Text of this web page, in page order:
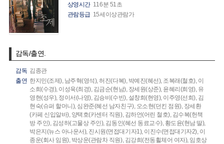
상영시간 116분 51초
관람등급 15세이상관람가
감독/출연.
감독 김종관
출연 한지민(조제), 남주혁(영석),허진(다복), 박예진(혜선), 조복래(철호), 이
소희(수경), 이성욱(최경), 김금순(현남), 장세원(상준), 윤혜리(희영), 유
영현(성우), 정이서(나영), 김승비(수빈), 설창희(현영), 이주영(선희), 김
현숙(슈퍼 할머니), 심완준(혜선 남자친구), 오소현(던킨 점원), 장세환
(카페 신입알바), 양택호(카센터 직원), 김하언(어린 철호), 김수복(헌책
방 주인), 김성하(고물상 주인), 김동인(혜선 동료교수), 황도윤(현남 딸),
박은지(뉴스 아나운서), 진시원(면접대기자1), 이진수(면접대기자2), 이
종운(회사 임원), 박상운(관람차 직원), 김강희(전동휠체어 여자), 임호상